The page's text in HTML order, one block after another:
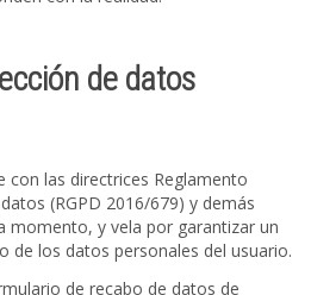
de datos
con las directrices Reglamento
(RGPD 2016/679) y demás
momento, y vela por garantizar un
de los datos personales del usuario.
de recabo de datos de